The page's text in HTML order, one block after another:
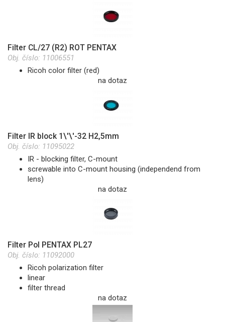
Filter CL/27 (R2) ROT PENTAX
Obj. číslo: 11006551
Ricoh color filter (red)
na dotaz
Filter IR block 1\'\'-32 H2,5mm
Obj. číslo: 11095022
IR - blocking filter, C-mount
screwable into C-mount housing (independend from
lens)
na dotaz
Filter Pol PENTAX PL27
Obj. číslo: 11092000
Ricoh polarization filter
linear
filter thread
na dotaz